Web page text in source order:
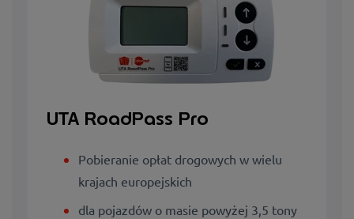
UTA RoadPass Pro
Pobieranie opłat drogowych w wielu
krajach europejskich
dla pojazdów o masie powyżej 3,5 tony